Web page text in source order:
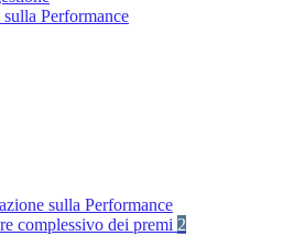
Performance
sulla Performance
complessivo dei premi 2